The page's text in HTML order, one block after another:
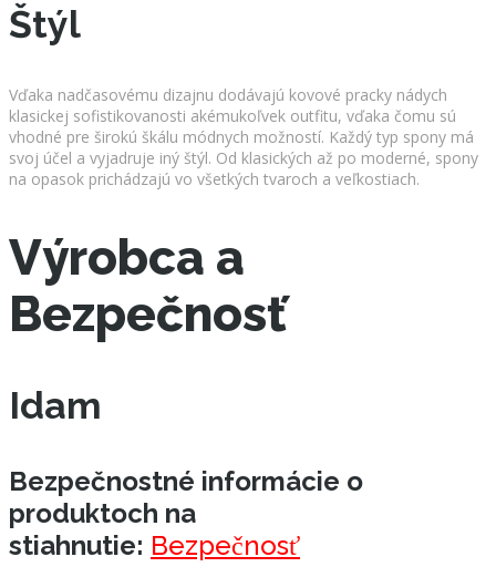
Štýl
Vďaka nadčasovému dizajnu dodávajú kovové pracky nádych
klasickej sofistikovanosti akémukoľvek outfitu, vďaka čomu sú
vhodné pre širokú škálu módnych možností. Každý typ spony má
svoj účel a vyjadruje iný štýl. Od klasických až po moderné, spony
na opasok prichádzajú vo všetkých tvaroch a veľkostiach.
Výrobca a
Bezpečnosť
Idam
Bezpečnostné informácie o
produktoch na
stiahnutie: Bezpečnosť